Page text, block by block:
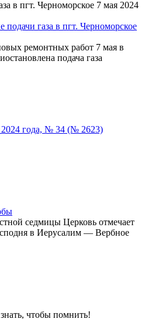
подачи газа в пгт. Черноморское
ремонтных работ 7 мая в
подача газа
2024 года, № 34 (№ 2623)
седмицы Церковь отмечает
в Иерусалим — Вербное